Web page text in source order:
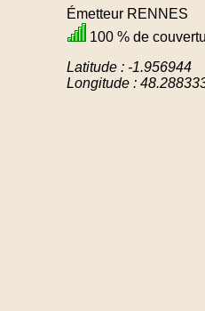
Émetteur RENNES
100 % de
Latitude : -1.956944
Longitude :